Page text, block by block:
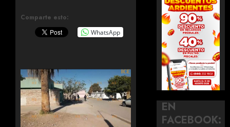
Comparte esto:
WhatsApp
EN
FACEBOOK: